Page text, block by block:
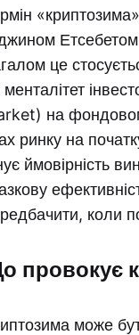
Етсебетом
це
менталітет
на
ринку на
ймовірність
коли
провокує
може